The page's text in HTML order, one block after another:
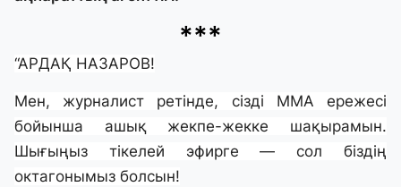
***
“АРДАҚ НАЗАРОВ!
Мен, журналист ретінде, сізді ММА ережесі
бойынша ашық жекпе-жекке шақырамын.
Шығыңыз тікелей эфирге — сол біздің
октагонымыз болсын!